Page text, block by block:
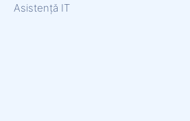
Asistență IT